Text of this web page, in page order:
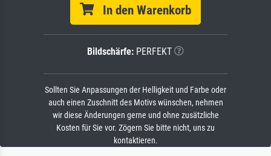
In den Warenkorb
Bildschärfe: PERFEKT
Sollten Sie Anpassungen der Helligkeit und Farbe oder
auch einen Zuschnitt des Motivs wünschen, nehmen
wir diese Änderungen gerne und ohne zusätzliche
Kosten für Sie vor. Zögern Sie bitte nicht, uns zu
kontaktieren.